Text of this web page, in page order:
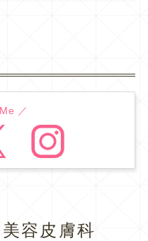
／
容皮膚科